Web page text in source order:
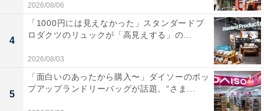
2026/08/06
4
「1000円には見えなかった」スタンダードプ
ロダクツのリュックが「高見えする」の...
2026/08/03
5
「面白いのあったから購入〜」ダイソーのポッ
プアップランドリーバッグが話題。“さま...